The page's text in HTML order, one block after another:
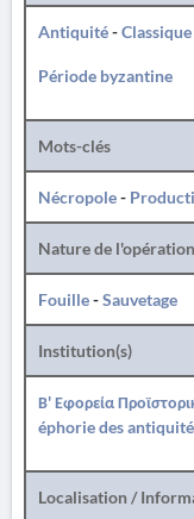
Antiquité-Classique
Période byzantine
Mots-clés
Nécropole-
Nature de l'opération
Fouille-Sauvetage
Institution(s)
Β' Εφορεία
éphorie des
Localisation /